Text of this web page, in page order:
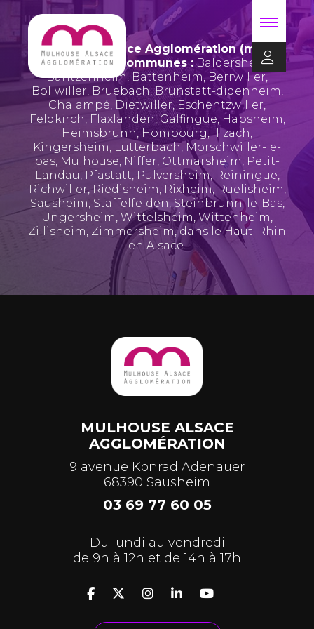
Mulhouse Alsace Agglomération (m2A)
regroupe 39 communes : Baldersheim,
Bantzenheim, Battenheim, Berrwiller,
Bollwiller, Bruebach,Brunstatt-didenheim,
Chalampé, Dietwiller, Eschentzwiller,
Feldkirch, Flaxlanden,Galfingue, Habsheim,
Heimsbrunn, Hombourg,Illzach,
Kingersheim, Lutterbach, Morschwiller-le-
bas, Mulhouse, Niffer, Ottmarsheim, Petit-
Landau, Pfastatt, Pulversheim, Reiningue,
Richwiller, Riedisheim, Rixheim,Ruelisheim,
Sausheim, Staffelfelden, Steinbrunn-le-Bas,
Ungersheim, Wittelsheim,Wittenheim,
Zillisheim, Zimmersheim, dans le Haut-Rhin
en Alsace.
MULHOUSE ALSACE
AGGLOMÉRATION
9 avenue Konrad Adenauer
68390 Sausheim
03 69 77 60 05
Du lundi au vendredi
de 9h à 12h et de 14h à 17h